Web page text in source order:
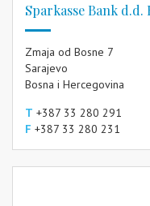
Sparkasse Bank
Zmaja od Bosne 7
Sarajevo
Bosna i Hercegovina
T +387 33 280 291
F +387 33 280 231